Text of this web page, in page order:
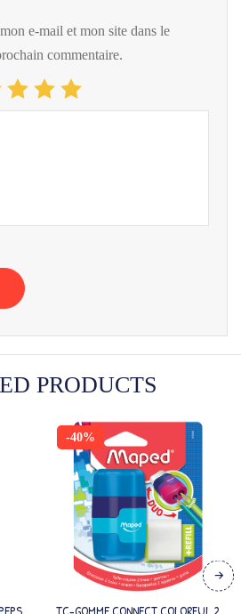
e-mail et mon site dans le
commentaire.
PRODUCTS
-40%